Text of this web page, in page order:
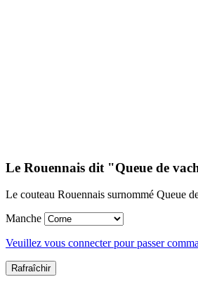
Le Rouennais dit "Queue de
Le couteau Rouennais surnommé Queue
Manche
Veuillez vous connecter pour passer